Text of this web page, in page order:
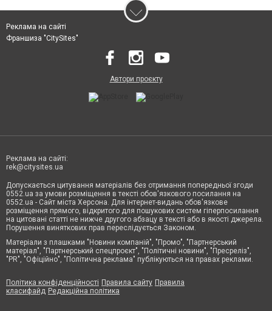
Реклама на сайті
Франшиза "CitySites"
Автори проєкту
Реклама на сайті:
rek@citysites.ua
Допускається цитування матеріалів без отримання попередньої згоди
0552.ua за умови розміщення в тексті обов'язкового посилання на
0552.ua - Сайт міста Херсона. Для інтернет-видань обов'язкове
розміщення прямого, відкритого для пошукових систем гіперпосилання
на цитовані статті не нижче другого абзацу в тексті або в якості джерела.
Порушення виняткових прав переслідується Законом.
Матеріали з плашками "Новини компаній", "Промо", "Партнерський
матеріал", "Партнерський спецпроєкт", "Політичні новини", "Пресреліз",
"PR", "Офіційно", "Політична реклама" публікуються на правах реклами.
Політика конфіденційності Правила сайту Правила
класифайд Редакційна політика